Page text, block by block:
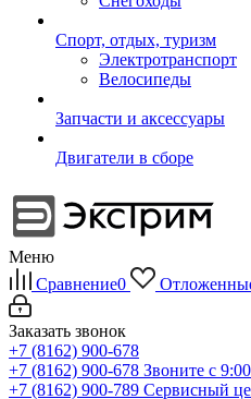
Спорт, отдых, туризм
Электротранспорт
Велосипеды
Запчасти и аксессуары
Двигатели в сборе
Меню
Сравнение0
Заказать звонок
+7 (8162) 900-678
+7 (8162) 900-678 Звоните с
+7 (8162) 900-789 Сервисный